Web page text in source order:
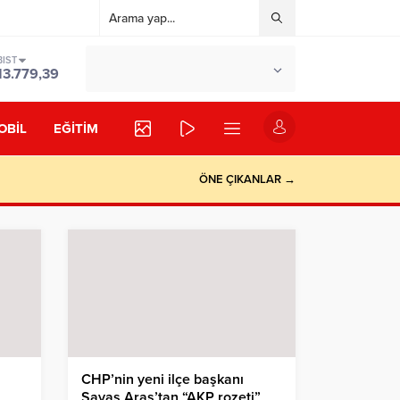
EĞİTİM
ÖNE ÇIKANLAR →
CHP’nin yeni ilçe başkanı